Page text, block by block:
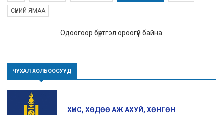
СҮҮНИЙ ЯМАА
Одоогоор бүртгэл ороогүй байна.
ЧУХАЛ ХОЛБООСУУД
ХҮНС, ХӨДӨӨ АЖ АХУЙ, ХӨНГӨН